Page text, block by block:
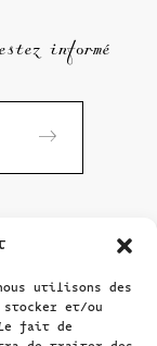
utilisons des
et/ou
fait de
informé